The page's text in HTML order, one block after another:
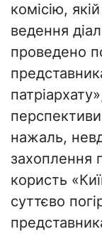
комісію,
ведення
проведено
нажаль,
захоплення
користь
суттєво